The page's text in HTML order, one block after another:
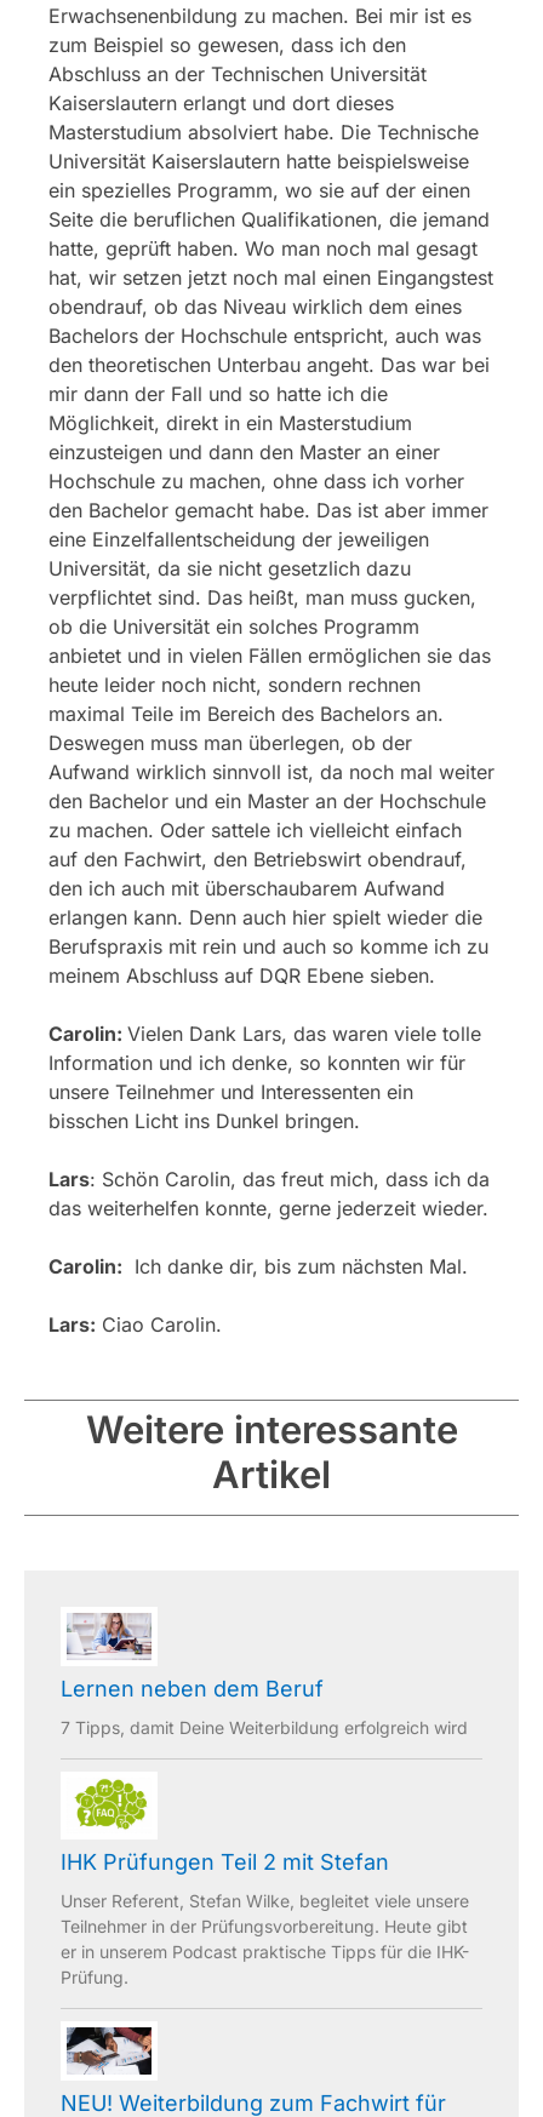
Erwachsenenbildung zu machen. Bei mir ist es
zum Beispiel so gewesen, dass ich den
Abschluss an der Technischen Universität
Kaiserslautern erlangt und dort dieses
Masterstudium absolviert habe. Die Technische
Universität Kaiserslautern hatte beispielsweise
ein spezielles Programm, wo sie auf der einen
Seite die beruflichen Qualifikationen, die jemand
hatte, geprüft haben. Wo man noch mal gesagt
hat, wir setzen jetzt noch mal einen Eingangstest
obendrauf, ob das Niveau wirklich dem eines
Bachelors der Hochschule entspricht, auch was
den theoretischen Unterbau angeht. Das war bei
mir dann der Fall und so hatte ich die
Möglichkeit, direkt in ein Masterstudium
einzusteigen und dann den Master an einer
Hochschule zu machen, ohne dass ich vorher
den Bachelor gemacht habe. Das ist aber immer
eine Einzelfallentscheidung der jeweiligen
Universität, da sie nicht gesetzlich dazu
verpflichtet sind. Das heißt, man muss gucken,
ob die Universität ein solches Programm
anbietet und in vielen Fällen ermöglichen sie das
heute leider noch nicht, sondern rechnen
maximal Teile im Bereich des Bachelors an.
Deswegen muss man überlegen, ob der
Aufwand wirklich sinnvoll ist, da noch mal weiter
den Bachelor und ein Master an der Hochschule
zu machen. Oder sattele ich vielleicht einfach
auf den Fachwirt, den Betriebswirt obendrauf,
den ich auch mit überschaubarem Aufwand
erlangen kann. Denn auch hier spielt wieder die
Berufspraxis mit rein und auch so komme ich zu
meinem Abschluss auf DQR Ebene sieben.
Carolin: Vielen Dank Lars, das waren viele tolle
Information und ich denke, so konnten wir für
unsere Teilnehmer und Interessenten ein
bisschen Licht ins Dunkel bringen.
Lars: Schön Carolin, das freut mich, dass ich da
das weiterhelfen konnte, gerne jederzeit wieder.
Carolin: Ich danke dir, bis zum nächsten Mal.
Lars: Ciao Carolin.
Weitere interessante
Artikel
Lernen neben dem Beruf
7 Tipps, damit Deine Weiterbildung erfolgreich wird
IHK Prüfungen Teil 2 mit Stefan
Unser Referent, Stefan Wilke, begleitet viele unsere
Teilnehmer in der Prüfungsvorbereitung. Heute gibt
er in unserem Podcast praktische Tipps für die IHK-
Prüfung.
NEU! Weiterbildung zum Fachwirt für